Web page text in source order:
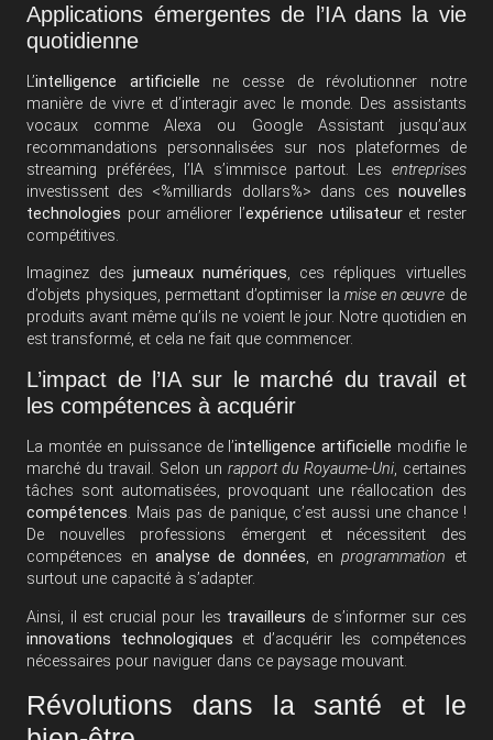
Applications émergentes de l’IA dans la vie
quotidienne
L’intelligence artificielle ne cesse de révolutionner notre
manière de vivre et d’interagir avec le monde. Des assistants
vocaux comme Alexa ou Google Assistant jusqu’aux
recommandations personnalisées sur nos plateformes de
streaming préférées, l’IA s’immisce partout. Les entreprises
investissent des <%milliards dollars%> dans ces nouvelles
technologies pour améliorer l’expérience utilisateuret rester
compétitives.
Imaginez des jumeaux numériques, ces répliques virtuelles
d’objets physiques, permettant d’optimiser lamise en œuvre de
produits avant même qu’ils ne voient le jour. Notre quotidien en
est transformé, et cela ne fait que commencer.
L’impact de l’IA sur le marché du travail et
les compétences à acquérir
La montée en puissance de l’intelligence artificielle modifie le
marché du travail. Selon un rapport du Royaume-Uni, certaines
tâches sont automatisées, provoquant une réallocation des
compétences. Mais pas de panique, c’est aussi une chance !
De nouvelles professions émergent et nécessitent des
compétences en analyse de données, enprogrammation et
surtout une capacité à s’adapter.
Ainsi, il est crucial pour les travailleurs de s’informer sur ces
innovations technologiques et d’acquérir les compétences
nécessaires pour naviguer dans ce paysage mouvant.
Révolutions dans la santé et le